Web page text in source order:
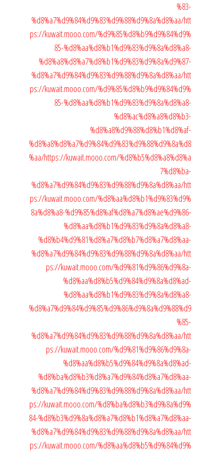
%83-
%d8%a7%d9%84%d9%83%d9%88%d9%8a%d8%aa/htt
ps://kuwait.mooo.com/%d9%85%d8%b9%d9%84%d9%
85-%d8%aa%d8%b1%d9%83%d9%8a%d8%a8-
%d8%a8%d8%a7%d8%b1%d9%83%d9%8a%d9%87-
%d8%a7%d9%84%d9%83%d9%88%d9%8a%d8%aa/htt
ps://kuwait.mooo.com/%d9%85%d8%b9%d9%84%d9%
85-%d8%aa%d8%b1%d9%83%d9%8a%d8%a8-
%d8%ac%d8%a8%d8%b3-
%d8%a8%d9%88%d8%b1%d8%af-
%d8%a8%d8%a7%d9%84%d9%83%d9%88%d9%8a%d8
%aa/https://kuwait.mooo.com/%d8%b5%d8%a8%d8%a
7%d8%ba-
%d8%a7%d9%84%d9%83%d9%88%d9%8a%d8%aa/htt
ps://kuwait.mooo.com/%d8%aa%d8%b1%d9%83%d9%
8a%d8%a8-%d9%85%d8%af%d8%a7%d8%ae%d9%86-
%d8%aa%d8%b1%d9%83%d9%8a%d8%a8-
%d8%b4%d9%81%d8%a7%d8%b7%d8%a7%d8%aa-
%d8%a7%d9%84%d9%83%d9%88%d9%8a%d8%aa/htt
ps://kuwait.mooo.com/%d9%81%d9%86%d9%8a-
%d8%aa%d8%b5%d9%84%d9%8a%d8%ad-
%d8%aa%d8%b1%d9%83%d9%8a%d8%a8-
%d8%a7%d9%84%d9%85%d9%86%d9%8a%d9%88%d9
%85-
%d8%a7%d9%84%d9%83%d9%88%d9%8a%d8%aa/htt
ps://kuwait.mooo.com/%d9%81%d9%86%d9%8a-
%d8%aa%d8%b5%d9%84%d9%8a%d8%ad-
%d8%ba%d8%b3%d8%a7%d9%84%d8%a7%d8%aa-
%d8%a7%d9%84%d9%83%d9%88%d9%8a%d8%aa/htt
ps://kuwait.mooo.com/%d8%ba%d8%b3%d9%8a%d9%
84-%d8%b3%d9%8a%d8%a7%d8%b1%d8%a7%d8%aa-
%d8%a7%d9%84%d9%83%d9%88%d9%8a%d8%aa/htt
ps://kuwait.mooo.com/%d8%aa%d8%b5%d9%84%d9%